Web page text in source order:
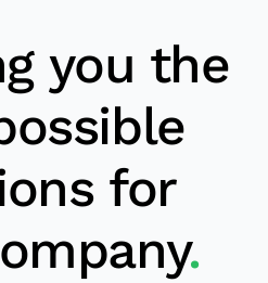
you the
for
.